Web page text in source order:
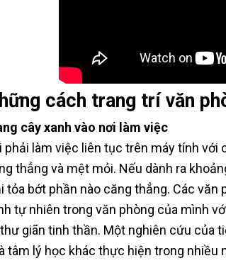
cách trang trí văn
cây xanh vào nơi làm việc
phải làm việc liên tục trên máy tính
thẳng và mệt mỏi. Nếu dành ra
tỏa bớt phần nào căng thẳng. Các
tự nhiên trong văn phòng của mình
giãn tinh thần. Một nghiên cứu của
tâm lý học khác thực hiện trong nhiều